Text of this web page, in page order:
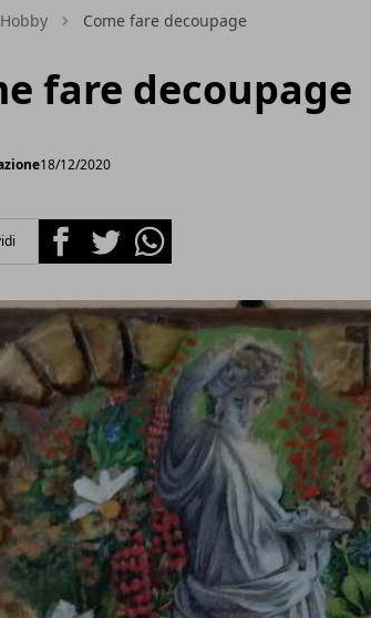
Hobby Come fare decoupage
fare decoupage
18/12/2020
FacebookTwitterWhatsapp